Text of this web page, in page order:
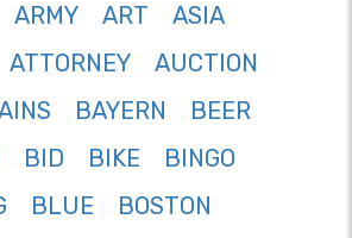
ARMY ART
ASIA
ATTORNEY
AUCTION
BAYERN
BEER
BID BIKE
BINGO
BLUE
BOSTON